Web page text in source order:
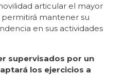
articular el mayor
mantener su
en sus actividades
supervisados por un
los ejercicios a